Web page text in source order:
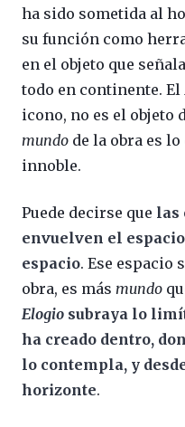
ha sido sometida al
su función como
en el objeto que
todo en continente. El
icono, no es el objeto
mundo de la obra es
innoble.
Puede decirse que las
envuelven el
espacio. Ese espacio
obra, es más mundo
Elogio subraya lo
ha creado dentro,
lo contempla, y
horizonte.